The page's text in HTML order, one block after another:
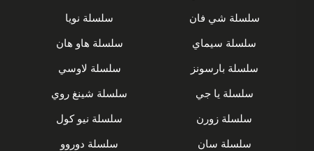
سلسلة شي فان
سلسلة نويا
سلسلة سيماي
سلسلة هاو هان
سلسلة بارسونز
سلسلة لاوسي
سلسلة يا جي
سلسلة شينغ روي
سلسلة زورن
سلسلة نيو كول
سلسلة سان
سلسلة دوروو